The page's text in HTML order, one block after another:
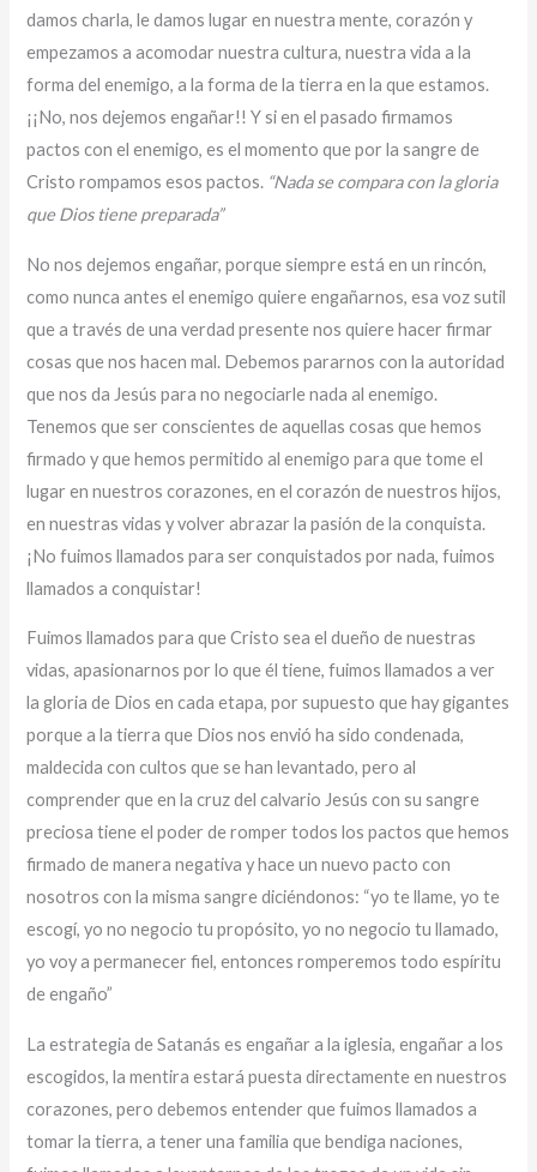
damos charla, le damos lugar en nuestra mente, corazón y
empezamos a acomodar nuestra cultura, nuestra vida a la
forma del enemigo, a la forma de la tierra en la que estamos.
¡¡No, nos dejemos engañar!! Y si en el pasado firmamos
pactos con el enemigo, es el momento que por la sangre de
Cristo rompamos esos pactos. “Nada se compara con la gloria
que Dios tiene preparada”
No nos dejemos engañar, porque siempre está en un rincón,
como nunca antes el enemigo quiere engañarnos, esa voz sutil
que a través de una verdad presente nos quiere hacer firmar
cosas que nos hacen mal. Debemos pararnos con la autoridad
que nos da Jesús para no negociarle nada al enemigo.
Tenemos que ser conscientes de aquellas cosas que hemos
firmado y que hemos permitido al enemigo para que tome el
lugar en nuestros corazones, en el corazón de nuestros hijos,
en nuestras vidas y volver abrazar la pasión de la conquista.
¡No fuimos llamados para ser conquistados por nada, fuimos
llamados a conquistar!
Fuimos llamados para que Cristo sea el dueño de nuestras
vidas, apasionarnos por lo que él tiene, fuimos llamados a ver
la gloria de Dios en cada etapa, por supuesto que hay gigantes
porque a la tierra que Dios nos envió ha sido condenada,
maldecida con cultos que se han levantado, pero al
comprender que en la cruz del calvario Jesús con su sangre
preciosa tiene el poder de romper todos los pactos que hemos
firmado de manera negativa y hace un nuevo pacto con
nosotros con la misma sangre diciéndonos: “yo te llame, yo te
escogí, yo no negocio tu propósito, yo no negocio tu llamado,
yo voy a permanecer fiel, entonces romperemos todo espíritu
de engaño”
La estrategia de Satanás es engañar a la iglesia, engañar a los
escogidos, la mentira estará puesta directamente en nuestros
corazones, pero debemos entender que fuimos llamados a
tomar la tierra, a tener una familia que bendiga naciones,